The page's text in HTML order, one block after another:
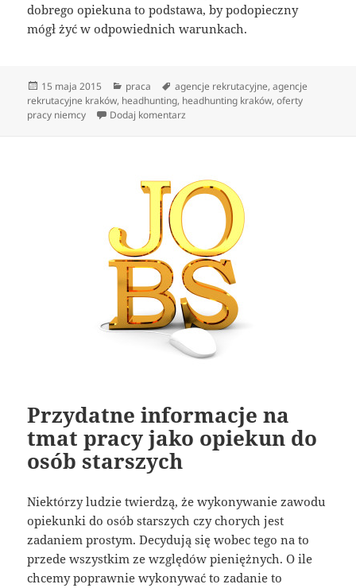
dobrego opiekuna to podstawa, by podopieczny
mógł żyć w odpowiednich warunkach.
Data
publikacji
15 maja 2015 Kategorie
praca Tagi
agencje rekrutacyjne,agencje
rekrutacyjne kraków, headhunting, headhunting kraków,oferty
pracy niemcy
Dodaj komentarz
Przydatne informacje na
tmat pracy jako opiekun do
osób starszych
Niektórzy ludzie twierdzą, że wykonywanie zawodu
opiekunki do osób starszych czy chorych jest
zadaniem prostym. Decydują się wobec tego na to
przede wszystkim ze względów pieniężnych. O ile
chcemy poprawnie wykonywać to zadanie to